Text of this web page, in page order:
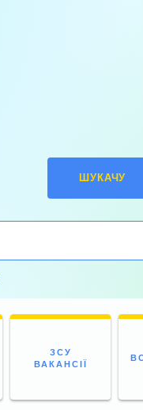
ШУКАЧУ
ЗСУ
ВАКАНСІЇ